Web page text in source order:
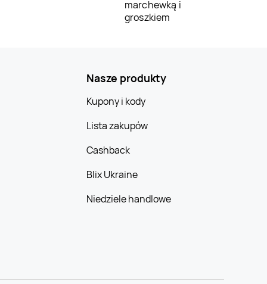
marchewką i
groszkiem
Nasze produkty
Kupony i kody
Lista zakupów
Cashback
Blix Ukraine
Niedziele handlowe